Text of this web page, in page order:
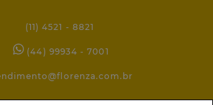
(11) 4521 - 8821
(44) 99934 - 7001